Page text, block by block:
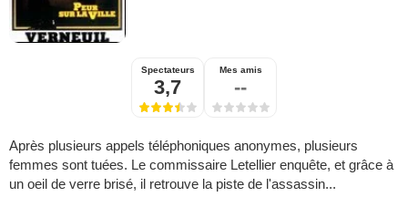
Spectateurs
3,7
Mes amis
--
Après plusieurs appels téléphoniques anonymes, plusieurs
femmes sont tuées. Le commissaire Letellier enquête, et grâce à
un oeil de verre brisé, il retrouve la piste de l'assassin...